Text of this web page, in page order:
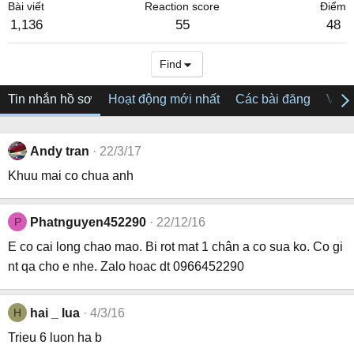
Bài viết
1,136
Reaction score
55
Điểm
48
Find
Tin nhắn hồ sơ Hoạt động mới nhất Các bài đăng Về
Andy tran
22/3/17
Khuu mai co chua anh
P Phatnguyen452290
22/12/16
E co cai long chao mao. Bi rot mat 1 chân a co sua ko. Co gi
nt qa cho e nhe. Zalo hoac dt 0966452290
H hai _ lua
4/3/16
Trieu 6 luon ha b